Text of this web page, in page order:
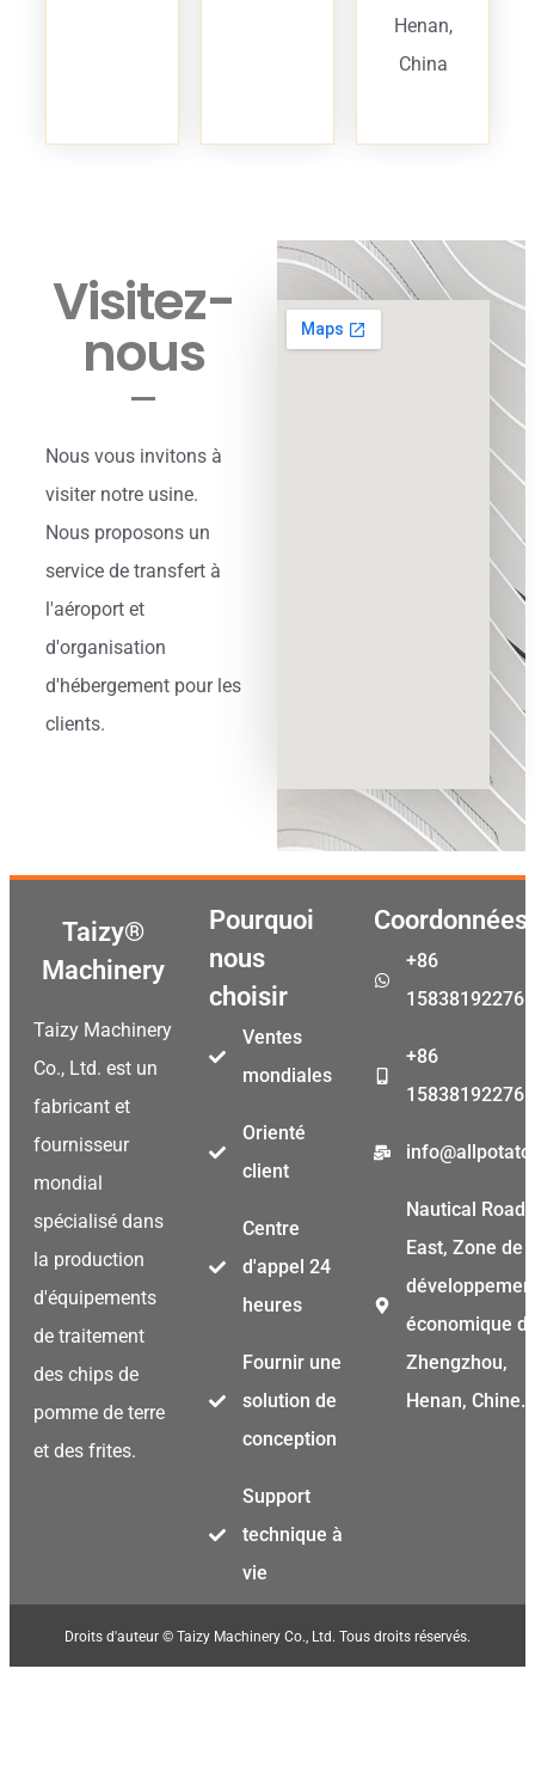
Henan,
China
Visitez-
nous
Nous vous invitons à
visiter notre usine.
Nous proposons un
service de transfert à
l'aéroport et
d'organisation
d'hébergement pour les
clients.
Taizy®
Machinery
Taizy Machinery
Co., Ltd. est un
fabricant et
fournisseur
mondial
spécialisé dans
la production
d'équipements
de traitement
des chips de
pomme de terre
et des frites.
Pourquoi
nous
choisir
Ventes
mondiales
Orienté
client
Centre
d'appel 24
heures
Fournir une
solution de
conception
Support
technique à
vie
Coordonnées
+86
15838192276
+86
15838192276
Nautical Road
East, Zone de
économique
Zhengzhou,
Henan, Chine.
Droits d'auteur © Taizy Machinery Co., Ltd. Tous droits réservés.
Turkish
Hindi
Thai
Korean
Japanese
Swahili
Malayalam
Malay